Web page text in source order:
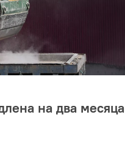
на два месяца